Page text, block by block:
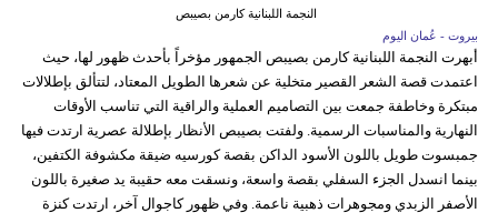
النجمة اللبنانية كارمن بصيبص
بيروت - عُمان اليوم
أبهرت النجمة اللبنانية كارمن بصيبص الجمهور مؤخراً بأحدث ظهور لها، حيث
اعتمدت قصة الشعر القصير متخلية عن شعرها الطويل المعتاد، لتتألق بإطلالات
مبتكرة وخاطفة جمعت بين التصاميم العملية والراقية التي تناسب الأوقات
النهارية والمناسبات الرسمية. ولفتت بصيبص الأنظار بإطلالة عصرية ارتدت فيها
جمبسوت طويل باللون الأسود الداكن بقصة كورسيه ضيقة مكشوفة الكتفين،
بينما انسدل الجزء السفلي بقصة واسعة، ونسقت معه حقيبة يد صغيرة باللون
الأصفر الزبدي ومجوهرات ذهبية ناعمة. وفي ظهور كاجوال آخر، ارتدت كنزة